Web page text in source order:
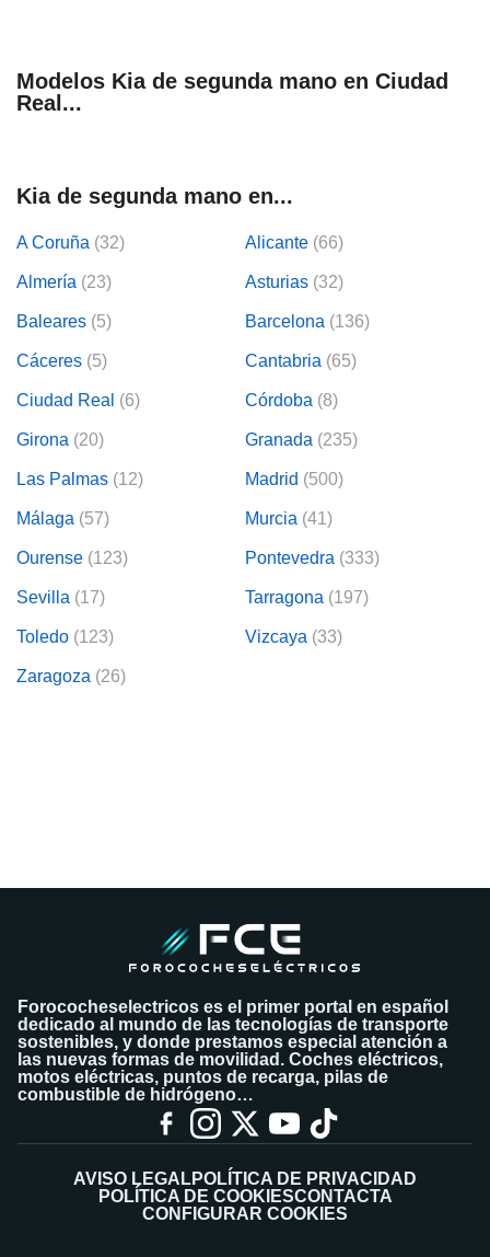
Modelos Kia de segunda mano en Ciudad
Real...
Kia de segunda mano en...
A Coruña (32) Alicante (66)
Almería (23) Asturias (32)
Baleares (5) Barcelona (136)
Cáceres (5) Cantabria (65)
Ciudad Real (6) Córdoba (8)
Girona (20) Granada (235)
Las Palmas (12) Madrid (500)
Málaga (57) Murcia (41)
Ourense (123) Pontevedra (333)
Sevilla (17) Tarragona (197)
Toledo (123) Vizcaya (33)
Zaragoza (26)
Forococheselectricos es el primer portal en español
dedicado al mundo de las tecnologías de transporte
sostenibles, y donde prestamos especial atención a
las nuevas formas de movilidad. Coches eléctricos,
motos eléctricas, puntos de recarga, pilas de
combustible de hidrógeno…
AVISO LEGALPOLÍTICA DE PRIVACIDAD
POLÍTICA DE COOKIESCONTACTA
CONFIGURAR COOKIES